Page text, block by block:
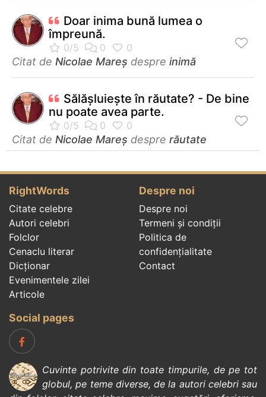
Doar inima bună lumea o
împreună.
Citat de Nicolae Mareș despre inimă
Sălășluiește în răutate? - De bine
nu poate avea parte.
Citat de Nicolae Mareș despre răutate
RightWords
Citate celebre
Autori celebri
Folclor
Cenaclu literar
Dicționar
Evenimentele zilei
Articole
Despre noi
Despre noi
Termeni și condiții
Politica de
confidenţialitate
Contact
Social pages
Cuvinte potrivite din toate timpurile, de pe tot
globul, pe teme diverse, de la autori celebrisau